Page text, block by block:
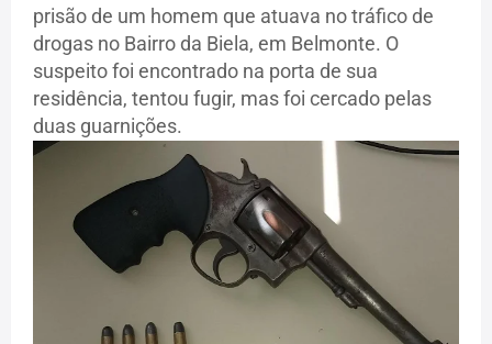
prisão de um homem que atuava no tráfico de
drogas no Bairro da Biela, em Belmonte. O
suspeito foi encontrado na porta de sua
residência, tentou fugir, mas foi cercado pelas
duas guarnições.